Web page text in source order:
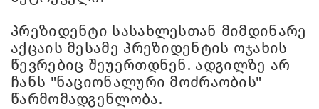
პრეზიდენტი სასახლესთან მიმდინარე
აქცაის მესამე პრეზიდენტის ოჯახის
წევრებიც შეუერთდნენ. ადგილზე არ
ჩანს "ნაციონალური მოძრაობის"
წარმომადგენლობა.